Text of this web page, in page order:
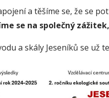
a těšíme se, že se
se na společný
a skály Jeseníků se už